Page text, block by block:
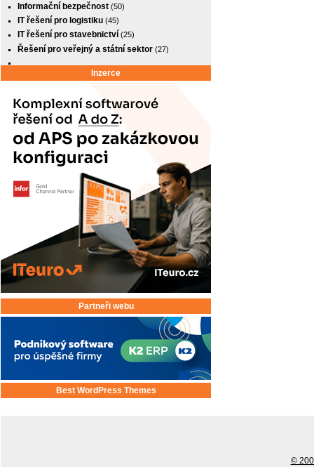
Informační bezpečnost (50)
IT řešení pro logistiku (45)
IT řešení pro stavebnictví (25)
Řešení pro veřejný a státní sektor (27)
Inzerce
Partneři webu
Best WordPress Themes
©